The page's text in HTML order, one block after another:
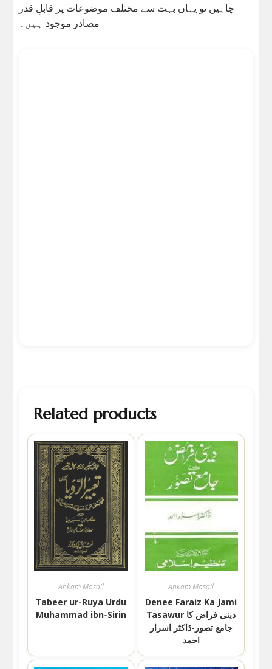
چاہیں تو یہاں بہت سے مختلف موضوعات پر قابلِ قدر
مصادر موجود ہیں۔
Related products
Ahkam Masail
Tabeer ur-Ruya Urdu
Muhammad ibn-Sirin
Ahkam Masail
Denee Faraiz Ka Jami
Tasawur دینی فراض کا
جامع تصور-ڈاکٹر اسرار
احمد